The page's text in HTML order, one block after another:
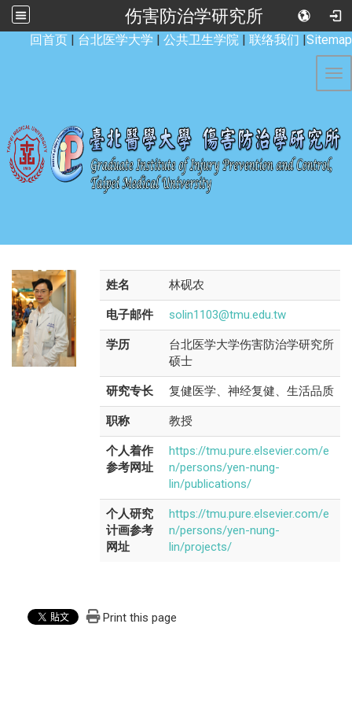
伤害防治学研究所
回首页 | 台北医学大学 | 公共卫生学院 | 联络我们 |Sitemap
姓名 林砚农
电子邮件 solin1103@tmu.edu.tw
学历
台北医学大学伤害防治学研究所
硕士
研究专长 复健医学、神经复健、生活品质
职称 教授
个人着作
参考网址
https://tmu.pure.elsevier.com/e
n/persons/yen-nung-
lin/publications/
个人研究
计画参考
网址
https://tmu.pure.elsevier.com/e
n/persons/yen-nung-
lin/projects/
Print this page